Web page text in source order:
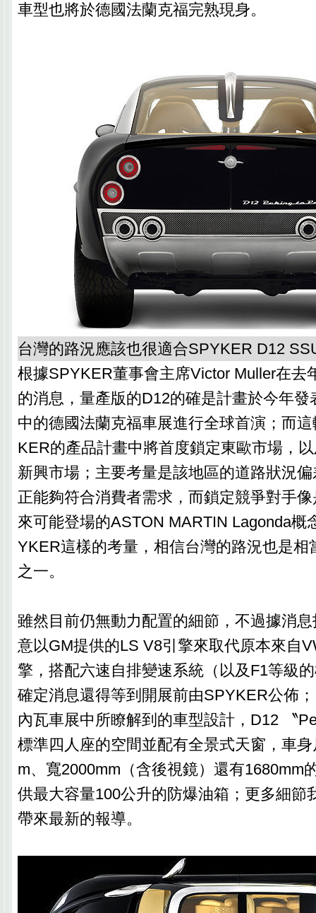
車型也將於德國法蘭克福完熟現身。
台灣的路況應該也很適合SPYKER D12
根據SPYKER董事會主席Victor Muller在去
的消息，量產版的D12的確是計畫於今年發
中的德國法蘭克福車展進行全球首演；而
KER的產品計畫中將首度鎖定東歐市場，
新興市場；主要考量是該地區的道路狀況
正能夠符合消費者需求，而鎖定競爭對手
來可能登場的ASTON MARTIN Lagonda概
YKER這樣的考量，相信台灣的路況也是相
之一。
雖然目前仍無動力配置的細節，不過據消
意以GM提供的LS V8引擎來取代原本來自
擎，搭配六速自排變速系統（以及F1等級
確定消息還得等到開展前由SPYKER公佈
內瓦車展中所瞭解到的車型設計，D12 〝
標準四人座的空間並配有全景式天窗，車
m、寬2000mm（含後視鏡）還有1680mm
供最大容量100公升的防爆油箱；更多細節
帶來最新的報導。